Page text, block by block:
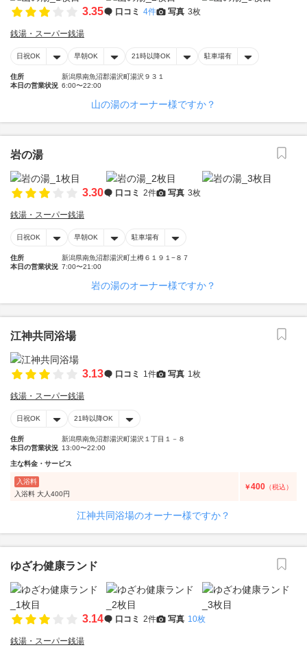
3.35 口コミ 4件 写真 3枚
銭湯・スーパー銭湯
日祝OK 早朝OK 21時以降OK 駐車場有
住所
新潟県南魚沼郡湯沢町湯沢９３１
本日の営業状況 6:00〜22:00
山の湯のオーナー様ですか？
岩の湯
3.30 口コミ 2件 写真 3枚
銭湯・スーパー銭湯
日祝OK 早朝OK 駐車場有
住所
新潟県南魚沼郡湯沢町土樽６１９１−８７
本日の営業状況 7:00〜21:00
岩の湯のオーナー様ですか？
江神共同浴場
3.13 口コミ 1件 写真 1枚
銭湯・スーパー銭湯
日祝OK 21時以降OK
住所
新潟県南魚沼郡湯沢町湯沢１丁目１－８
本日の営業状況 13:00〜22:00
主な料金・サービス
入浴料
入浴料 大人400円
￥400 （税込）
江神共同浴場のオーナー様ですか？
ゆざわ健康ランド
3.14 口コミ 2件 写真 10枚
銭湯・スーパー銭湯